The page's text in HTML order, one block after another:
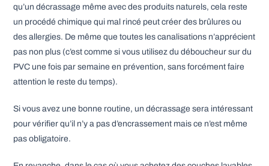
qu’un décrassage même avec des produits naturels, cela reste
un procédé chimique qui mal rincé peut créer des brûlures ou
des allergies. De même que toutes les canalisations n’apprécient
pas non plus (c’est comme si vous utilisez du déboucheur sur du
PVC une fois par semaine en prévention, sans forcément faire
attention le reste du temps).
Si vous avez une bonne routine, un décrassage sera intéressant
pour vérifier qu’il n’y a pas d’encrassement mais ce n’est même
pas obligatoire.